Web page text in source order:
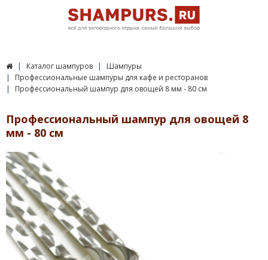
Каталог шампуров
Шампуры
Профессиональные шампуры для кафе и ресторанов
Профессиональный шампур для овощей 8 мм - 80 см
Профессиональный шампур для овощей 8
мм - 80 см